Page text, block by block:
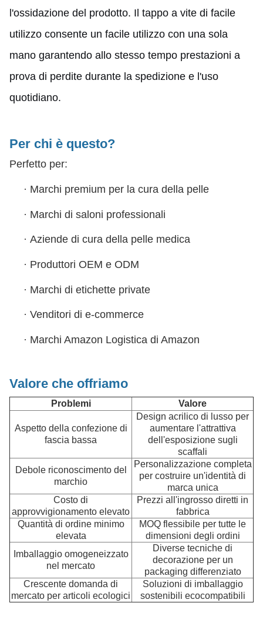
l'ossidazione del prodotto. Il tappo a vite di facile
utilizzo consente un facile utilizzo con una sola
mano garantendo allo stesso tempo prestazioni a
prova di perdite durante la spedizione e l'uso
quotidiano.
Per chi è questo?
Perfetto per:
· Marchi premium per la cura della pelle
· Marchi di saloni professionali
· Aziende di cura della pelle medica
· Produttori OEM e ODM
· Marchi di etichette private
· Venditori di e-commerce
· Marchi Amazon Logistica di Amazon
Valore che offriamo
Problemi Valore
Aspetto della confezione di
fascia bassa
Design acrilico di lusso per
aumentare l'attrattiva
dell'esposizione sugli
scaffali
Debole riconoscimento del
marchio
Personalizzazione completa
per costruire un'identità di
marca unica
Costo di
approvvigionamento elevato
Prezzi all'ingrosso diretti in
fabbrica
Quantità di ordine minimo
elevata
MOQ flessibile per tutte le
dimensioni degli ordini
Imballaggio omogeneizzato
nel mercato
Diverse tecniche di
decorazione per un
packaging differenziato
Crescente domanda di
mercato per articoli ecologici
Soluzioni di imballaggio
sostenibili ecocompatibili